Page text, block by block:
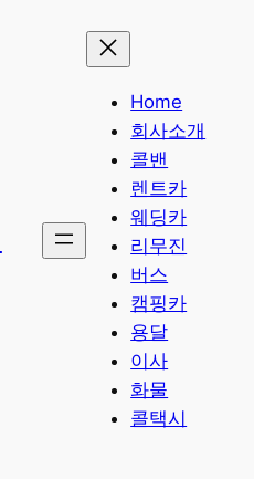
Home
회사소개
콜밴
렌트카
웨딩카
리무진
버스
캠핑카
용달
이사
화물
콜택시